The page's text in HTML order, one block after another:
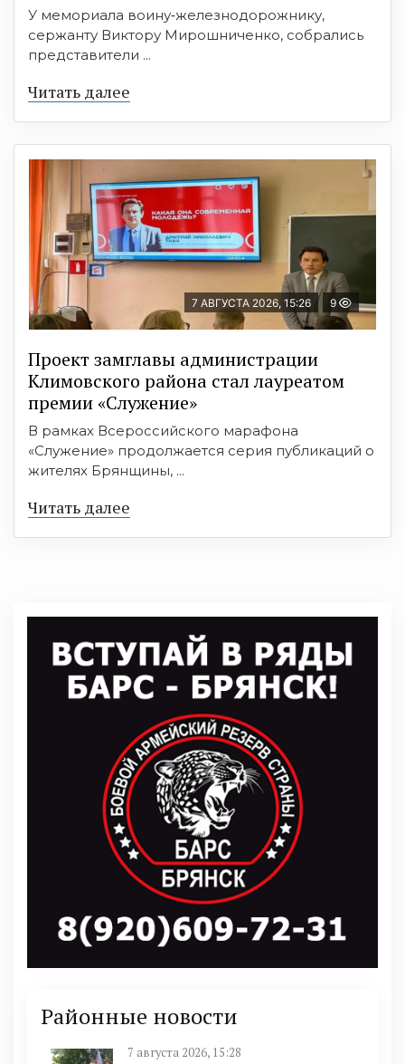
У мемориала воину‑железнодорожнику,
сержанту Виктору Мирошниченко, собрались
представители ...
Читать далее
7 АВГУСТА 2026, 15:26 9
Проект замглавы администрации
Климовского района стал лауреатом
премии «Служение»
В рамках Всероссийского марафона
«Служение» продолжается серия публикаций о
жителях Брянщины, ...
Читать далее
Районные новости
7 августа 2026, 15:28